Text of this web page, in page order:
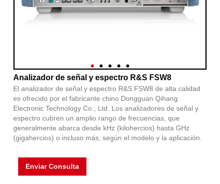
Analizador de señal y espectro R&S FSW8
El analizador de señal y espectro R&S FSW8 de alta calidad
es ofrecido por el fabricante chino Dongguan Qihang
Electronic Technology Co., Ltd. Los analizadores de señal y
espectro cubren un amplio rango de frecuencias, que
generalmente abarca desde kHz (kilohercios) hasta GHz
(gigahercios) o incluso más, según el modelo y la aplicación.
Enviar Consulta